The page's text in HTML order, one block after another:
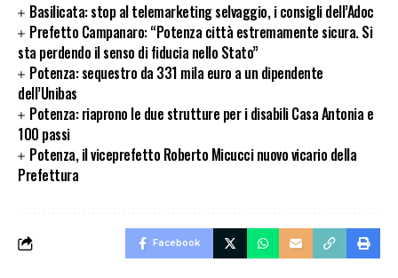
Basilicata: stop al telemarketing selvaggio, i consigli dell’Adoc
Prefetto Campanaro: “Potenza città estremamente sicura. Si
sta perdendo il senso di fiducia nello Stato”
Potenza: sequestro da 331 mila euro a un dipendente
dell’Unibas
Potenza: riaprono le due strutture per i disabili Casa Antonia e
100 passi
Potenza, il viceprefetto Roberto Micucci nuovo vicario della
Prefettura
Facebook